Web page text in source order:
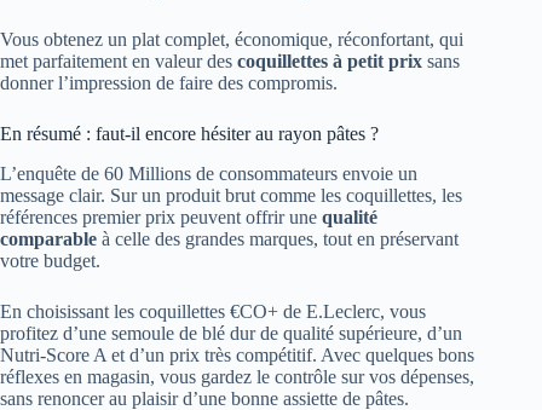
Vous obtenez un plat complet, économique, réconfortant, qui
met parfaitement en valeur des coquillettes à petit prix sans
donner l’impression de faire des compromis.
En résumé : faut-il encore hésiter au rayon pâtes ?
L’enquête de 60 Millions de consommateurs envoie un
message clair. Sur un produit brut comme les coquillettes, les
références premier prix peuvent offrir une qualité
comparable à celle des grandes marques, tout en préservant
votre budget.
En choisissant les coquillettes €CO+ de E.Leclerc, vous
profitez d’une semoule de blé dur de qualité supérieure, d’un
Nutri-Score A et d’un prix très compétitif. Avec quelques bons
réflexes en magasin, vous gardez le contrôle sur vos dépenses,
sans renoncer au plaisir d’une bonne assiette de pâtes.